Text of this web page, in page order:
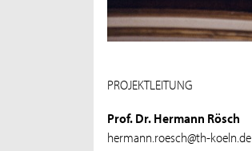
PROJEKTLEITUNG
Prof. Dr. Hermann Rösch
hermann.roesch@th-koeln.de